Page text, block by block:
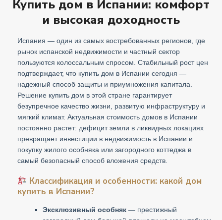
Купить дом в Испании: комфорт
и высокая доходность
Испания — один из самых востребованных регионов, где
рынок испанской недвижимости и частный сектор
пользуются колоссальным спросом. Стабильный рост цен
подтверждает, что купить дом в Испании сегодня —
надежный способ защиты и приумножения капитала.
Решение купить дом в этой стране гарантирует
безупречное качество жизни, развитую инфраструктуру и
мягкий климат. Актуальная стоимость домов в Испании
постоянно растет: дефицит земли в ликвидных локациях
превращает инвестиции в недвижимость в Испании и
покупку жилого особняка или загородного коттеджа в
самый безопасный способ вложения средств.
Классификация и особенности: какой дом
купить в Испании?
Эксклюзивный особняк — престижный